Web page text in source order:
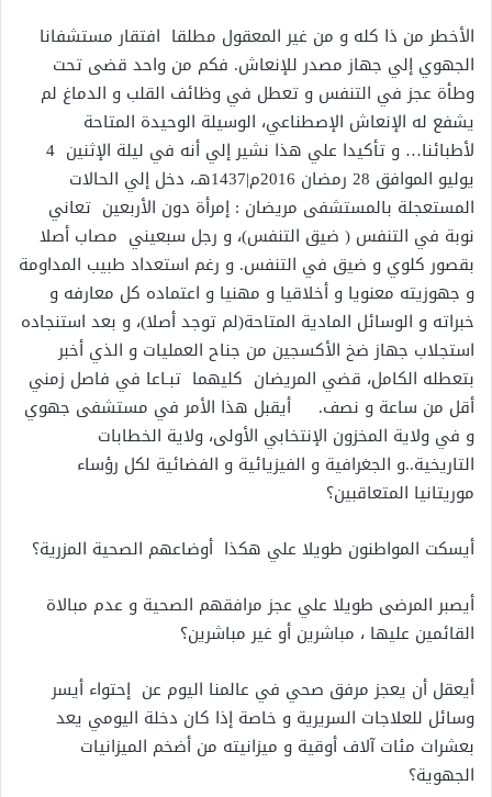
الأخطر من ذا كله و من غير المعقول مطلقا افتقار مستشفانا
الجهوي إلي جهاز مصدر للإنعاش. فكم من واحد قضى تحت
وطأة عجز في التنفس و تعطل في وظائف القلب و الدماغ لم
يشفع له الإنعاش الإصطناعي، الوسيلة الوحيدة المتاحة
لأطبائنا… و تأكيدا علي هذا نشير إلي أنه في ليلة الإثنين 4
يوليو الموافق 28 رمضان 2016م|1437هـ، دخل إلي الحالات
المستعجلة بالمستشفى مريضان : إمرأة دون الأربعين تعاني
نوبة في التنفس ( ضيق التنفس)، و رجل سبعيني مصاب أصلا
بقصور كلوي و ضيق في التنفس. و رغم استعداد طبيب المداومة
و جهوزيته معنويا و أخلاقيا و مهنيا و اعتماده كل معارفه و
خبراته و الوسائل المادية المتاحة(لم توجد أصلا)، و بعد استنجاده
استجلاب جهاز ضخ الأكسجين من جناح العمليات و الذي أخبر
بتعطله الكامل، قضي المريضان كليهما تبـاعا في فاصل زمني
أقل من ساعة و نصف. أيقبل هذا الأمر في مستشفى جهوي
و في ولاية المخزون الإنتخابي الأولى، ولاية الخطابات
التاريخية..و الجغرافية و الفيزيائية و الفضائية لكل رؤساء
موريتانيا المتعاقبين؟
أيسكت المواطنون طويلا علي هكذا أوضاعهم الصحية المزرية؟
أيصبر المرضى طويلا علي عجز مرافقهم الصحية و عدم مبالاة
القائمين عليها ، مباشرين أو غير مباشرين؟
أيعقل أن يعجز مرفق صحي في عالمنا اليوم عن إحتواء أيسر
وسائل للعلاجات السريرية و خاصة إذا كان دخلة اليومي يعد
بعشرات مئات آلاف أوقية و ميزانيته من أضخم الميزانيات
الجهوية؟